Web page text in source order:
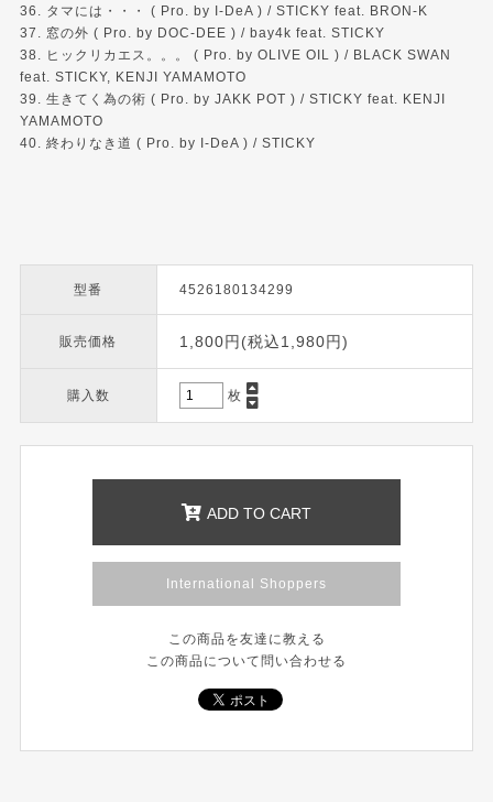
36. タマには・・・ ( Pro. by I-DeA ) / STICKY feat. BRON-K
37. 窓の外 ( Pro. by DOC-DEE ) / bay4k feat. STICKY
38. ヒックリカエス。。。 ( Pro. by OLIVE OIL ) / BLACK SWAN
feat. STICKY, KENJI YAMAMOTO
39. 生きてく為の術 ( Pro. by JAKK POT ) / STICKY feat. KENJI
YAMAMOTO
40. 終わりなき道 ( Pro. by I-DeA ) / STICKY
型番 4526180134299
販売価格 1,800円(税込1,980円)
購入数 枚
ADD TO CART
International Shoppers
この商品を友達に教える
この商品について問い合わせる